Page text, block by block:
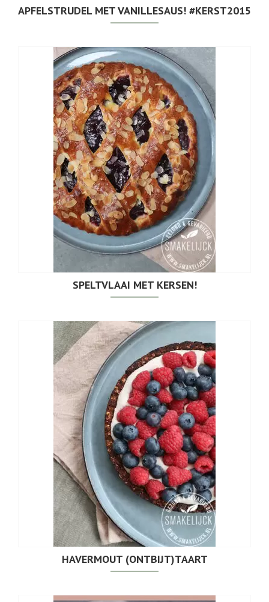
APFELSTRUDEL MET VANILLESAUS! #KERST2015
SPELTVLAAI MET KERSEN!
HAVERMOUT (ONTBIJT)TAART